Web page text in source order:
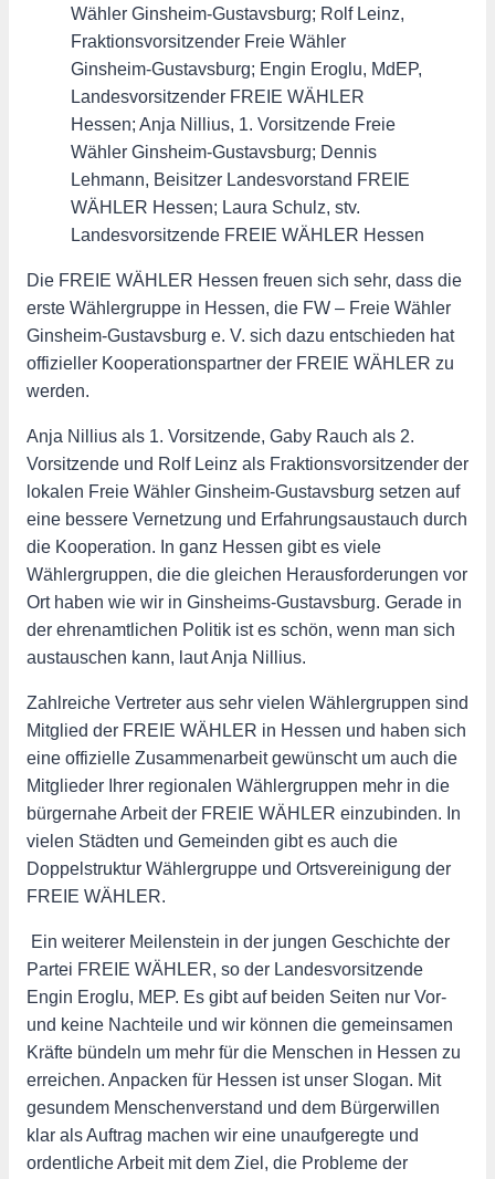
Wähler Ginsheim-Gustavsburg; Rolf Leinz,
Fraktionsvorsitzender Freie Wähler
Ginsheim-Gustavsburg; Engin Eroglu, MdEP,
Landesvorsitzender FREIE WÄHLER
Hessen; Anja Nillius, 1. Vorsitzende Freie
Wähler Ginsheim-Gustavsburg; Dennis
Lehmann, Beisitzer Landesvorstand FREIE
WÄHLER Hessen; Laura Schulz, stv.
Landesvorsitzende FREIE WÄHLER Hessen
Die FREIE WÄHLER Hessen freuen sich sehr, dass die
erste Wählergruppe in Hessen, die FW – Freie Wähler
Ginsheim-Gustavsburg e. V. sich dazu entschieden hat
offizieller Kooperationspartner der FREIE WÄHLER zu
werden.
Anja Nillius als 1. Vorsitzende, Gaby Rauch als 2.
Vorsitzende und Rolf Leinz als Fraktionsvorsitzender der
lokalen Freie Wähler Ginsheim-Gustavsburg setzen auf
eine bessere Vernetzung und Erfahrungsaustauch durch
die Kooperation. In ganz Hessen gibt es viele
Wählergruppen, die die gleichen Herausforderungen vor
Ort haben wie wir in Ginsheims-Gustavsburg. Gerade in
der ehrenamtlichen Politik ist es schön, wenn man sich
austauschen kann, laut Anja Nillius.
Zahlreiche Vertreter aus sehr vielen Wählergruppen sind
Mitglied der FREIE WÄHLER in Hessen und haben sich
eine offizielle Zusammenarbeit gewünscht um auch die
Mitglieder Ihrer regionalen Wählergruppen mehr in die
bürgernahe Arbeit der FREIE WÄHLER einzubinden. In
vielen Städten und Gemeinden gibt es auch die
Doppelstruktur Wählergruppe und Ortsvereinigung der
FREIE WÄHLER.
Ein weiterer Meilenstein in der jungen Geschichte der
Partei FREIE WÄHLER, so der Landesvorsitzende
Engin Eroglu, MEP. Es gibt auf beiden Seiten nur Vor-
und keine Nachteile und wir können die gemeinsamen
Kräfte bündeln um mehr für die Menschen in Hessen zu
erreichen. Anpacken für Hessen ist unser Slogan. Mit
gesundem Menschenverstand und dem Bürgerwillen
klar als Auftrag machen wir eine unaufgeregte und
ordentliche Arbeit mit dem Ziel, die Probleme der